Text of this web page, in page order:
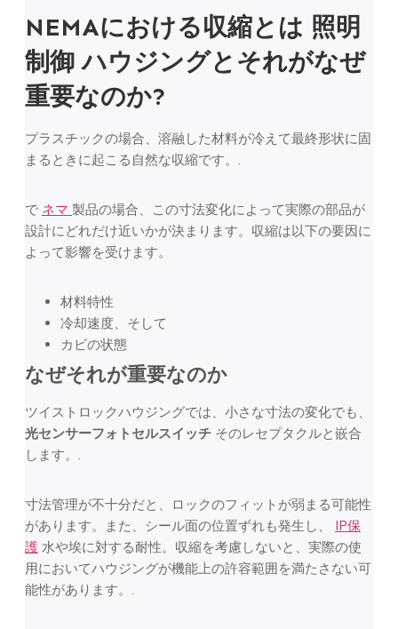
NEMAにおける収縮とは 照明
制御 ハウジングとそれがなぜ
重要なのか?
プラスチックの場合、溶融した材料が冷えて最終形状に固
まるときに起こる自然な収縮です。.
で ネマ 製品の場合、この寸法変化によって実際の部品が
設計にどれだけ近いかが決まります。収縮は以下の要因に
よって影響を受けます。
材料特性
冷却速度、そして
カビの状態
なぜそれが重要なのか
ツイストロックハウジングでは、小さな寸法の変化でも、
光センサーフォトセルスイッチ そのレセプタクルと嵌合
します。.
寸法管理が不十分だと、ロックのフィットが弱まる可能性
があります。また、シール面の位置ずれも発生し、 IP保
護 水や埃に対する耐性。収縮を考慮しないと、実際の使
用においてハウジングが機能上の許容範囲を満たさない可
能性があります。.